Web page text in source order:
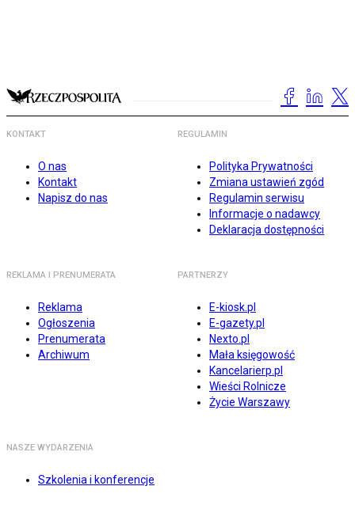
KONTAKT
O nas
Kontakt
Napisz do nas
REGULAMIN
Polityka Prywatności
Zmiana ustawień zgód
Regulamin serwisu
Informacje o nadawcy
Deklaracja dostępności
REKLAMA I PRENUMERATA
Reklama
Ogłoszenia
Prenumerata
Archiwum
PARTNERZY
E-kiosk.pl
E-gazety.pl
Nexto.pl
Mała księgowość
Kancelarierp.pl
Wieści Rolnicze
Życie Warszawy
NASZE WYDARZENIA
Szkolenia i konferencje